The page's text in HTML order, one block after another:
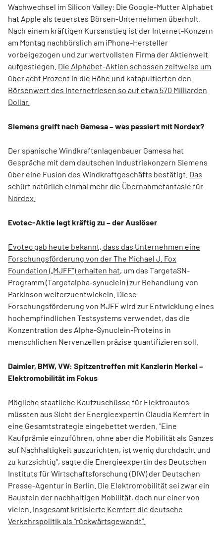
Wachwechsel im Silicon Valley: Die Google-Mutter Alphabet
hat Apple als teuerstes Börsen-Unternehmen überholt.
Nach einem kräftigen Kursanstieg ist der Internet-Konzern
am Montag nachbörslich am iPhone-Hersteller
vorbeigezogen und zur wertvollsten Firma der Aktienwelt
aufgestiegen. Die Alphabet-Aktien schossen zeitweise um
über acht Prozent in die Höhe und katapultierten den
Börsenwert des Internetriesen so auf etwa 570 Milliarden
Dollar.
Siemens greift nach Gamesa – was passiert mit Nordex?
Der spanische Windkraftanlagenbauer Gamesa hat
Gespräche mit dem deutschen Industriekonzern Siemens
über eine Fusion des Windkraftgeschäfts bestätigt. Das
schürt natürlich einmal mehr die Übernahmefantasie für
Nordex.
Evotec-Aktie legt kräftig zu – der Auslöser
Evotec gab heute bekannt, dass das Unternehmen eine
Forschungsförderung von der The Michael J. Fox
Foundation („MJFF“) erhalten hat, um das TargetaSN-
Programm (Targetalpha-synuclein) zur Behandlung von
Parkinson weiterzuentwickeln. Diese
Forschungsförderung von MJFF wird zur Entwicklung eines
hochempfindlichen Testsystems verwendet, das die
Konzentration des Alpha-Synuclein-Proteins in
menschlichen Nervenzellen präzise quantifizieren soll.
Daimler, BMW, VW: Spitzentreffen mit Kanzlerin Merkel –
Elektromobilität im Fokus
Mögliche staatliche Kaufzuschüsse für Elektroautos
müssten aus Sicht der Energieexpertin Claudia Kemfert in
eine Gesamtstrategie eingebettet werden. "Eine
Kaufprämie einzuführen, ohne aber die Mobilität als Ganzes
auf Nachhaltigkeit auszurichten, ist wenig durchdacht und
zu kurzsichtig", sagte die Energieexpertin des Deutschen
Instituts für Wirtschaftsforschung (DIW) der Deutschen
Presse-Agentur in Berlin. Die Elektromobilität sei zwar ein
Baustein der nachhaltigen Mobilität, doch nur einer von
vielen. Insgesamt kritisierte Kemfert die deutsche
Verkehrspolitik als "rückwärtsgewandt".